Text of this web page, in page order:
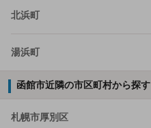
北浜町
湯浜町
函館市近隣の市区町村から探す
札幌市厚別区